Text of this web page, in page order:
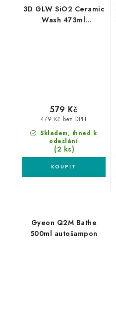
3D GLW SiO2 Ceramic
Wash 473ml
Skladem, ihned k
odeslání
(2 ks)
479 Kč bez DPH
579 Kč
Gyeon Q2M Bathe
500ml autošampon